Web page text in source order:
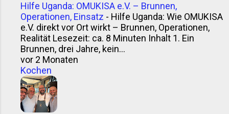
Hilfe Uganda: OMUKISA e.V. – Brunnen,
Operationen, Einsatz - Hilfe Uganda: Wie OMUKISA
e.V. direkt vor Ort wirkt – Brunnen, Operationen,
Realität Lesezeit: ca. 8 Minuten Inhalt 1. Ein
Brunnen, drei Jahre, kein...
vor 2 Monaten
Kochen